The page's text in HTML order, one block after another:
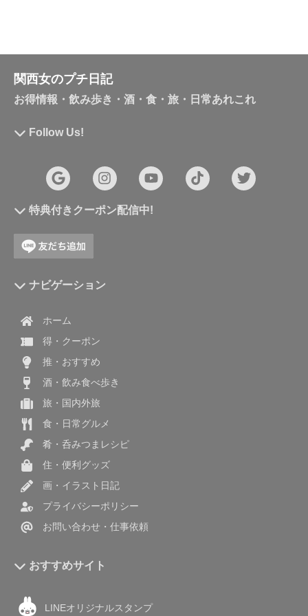
関西女のプチ日記
お得情報・飲み歩き・酒・食・旅・日常あれこれ
Follow Us!
特典付きクーポン配信中!
ナビゲーション
ホーム
得・クーポン
推・おすすめ
酒・飲み食べ歩き
旅・国内外旅
食・日常グルメ
肴・呑みつまレシピ
住・便利グッズ
画・イラスト日記
プライバシーポリシー
お問い合わせ・仕事依頼
おすすめサイト
LINEオリジナルスタンプ